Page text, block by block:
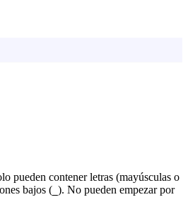
pueden contener letras (mayúsculas o
bajos ( ). No pueden empezar por